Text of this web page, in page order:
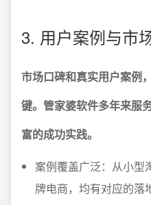
3. 用户案例与市
市场口碑和真实用户案例
键。管家婆软件多年来服
富的成功实践。
案例覆盖广泛：从小型
牌电商，均有对应的落